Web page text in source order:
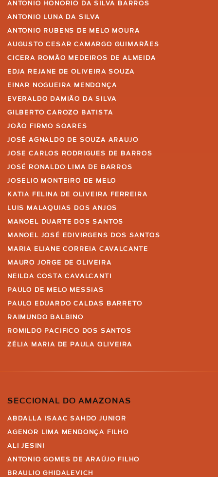
ANTONIO HONORIO DA SILVA BARROS
ANTONIO LUNA DA SILVA
ANTONIO RUBENS DE MELO MOURA
AUGUSTO CESAR CAMARGO GUIMARÃES
CICERA ROMÃO MEDEIROS DE ALMEIDA
EDJA REJANE DE OLIVEIRA SOUZA
EINAR NOGUEIRA MENDONÇA
EVERALDO DAMIÃO DA SILVA
GILBERTO CAROZO BATISTA
JOÃO FIRMO SOARES
JOSÉ AGNALDO DE SOUZA ARAUJO
JOSE CARLOS RODRIGUES DE BARROS
JOSÉ RONALDO LIMA DE BARROS
JOSELIO MONTEIRO DE MELO
KATIA FELINA DE OLIVEIRA FERREIRA
LUIS MALAQUIAS DOS ANJOS
MANOEL DUARTE DOS SANTOS
MANOEL JOSÉ EDIVIRGENS DOS SANTOS
MARIA ELIANE CORREIA CAVALCANTE
MAURO JORGE DE OLIVEIRA
NEILDA COSTA CAVALCANTI
PAULO DE MELO MESSIAS
PAULO EDUARDO CALDAS BARRETO
RAIMUNDO BALBINO
ROMILDO PACIFICO DOS SANTOS
ZÉLIA MARIA DE PAULA OLIVEIRA
SECCIONAL DO AMAZONAS
ABDALLA ISAAC SAHDO JUNIOR
AGENOR LIMA MENDONÇA FILHO
ALI JESINI
ANTONIO GOMES DE ARAÚJO FILHO
BRAULIO GHIDALEVICH